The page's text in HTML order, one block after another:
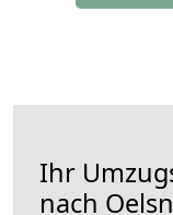
Ihr
nach